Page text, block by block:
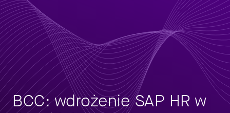
BCC: wdrożenie SAP HR w